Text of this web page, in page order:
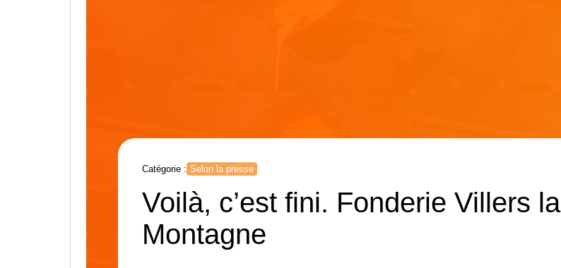
Catégorie : Selon la presse
Voilà, c’est fini. Fonderie Villers la
Montagne